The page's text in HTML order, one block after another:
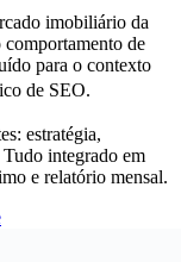
imobiliário da
comportamento de
para o contexto
de SEO.
estratégia,
integrado em
e relatório mensal.